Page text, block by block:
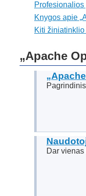
Knygos apie
Kiti
„Apache
Dar